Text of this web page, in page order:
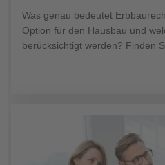
Wohnen im Grünen: Mit einem
Sie sich einen Wohlfühlort für
Ratgeber erfahren Sie, wie Sie
Was genau bedeutet
Option für den Hausbau und
berücksichtigt werden? Finden